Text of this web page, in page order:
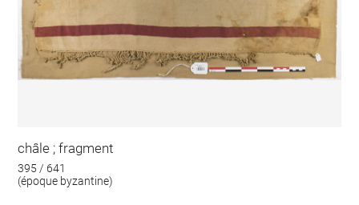
châle ; fragment
395 / 641
(époque byzantine)